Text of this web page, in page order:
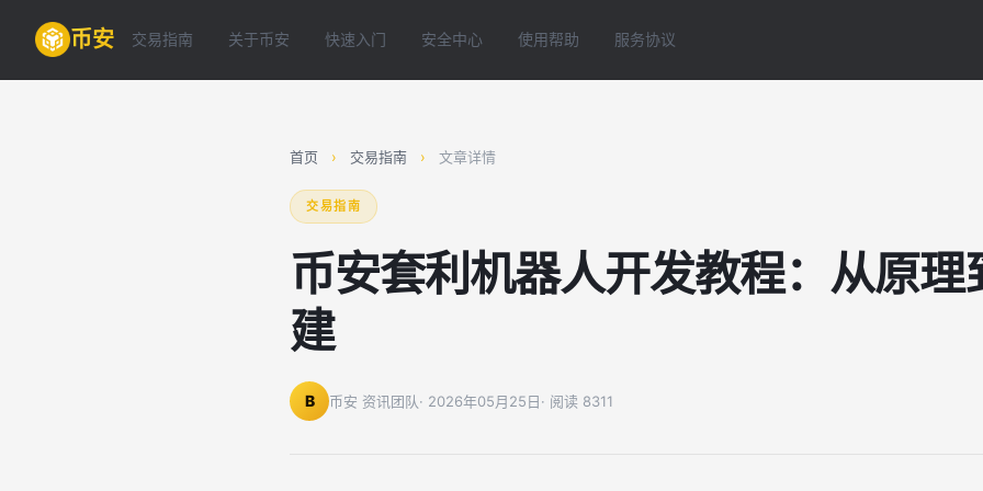
币安 交易指南 关于币安 快速入门 安全中心 使用帮助 服务协议
首页 › 交易指南 › 文章详情
交易指南
币安套利机器人开发教程：从原理
建
B 币安 资讯团队· 2026年05月25日· 阅读 8311